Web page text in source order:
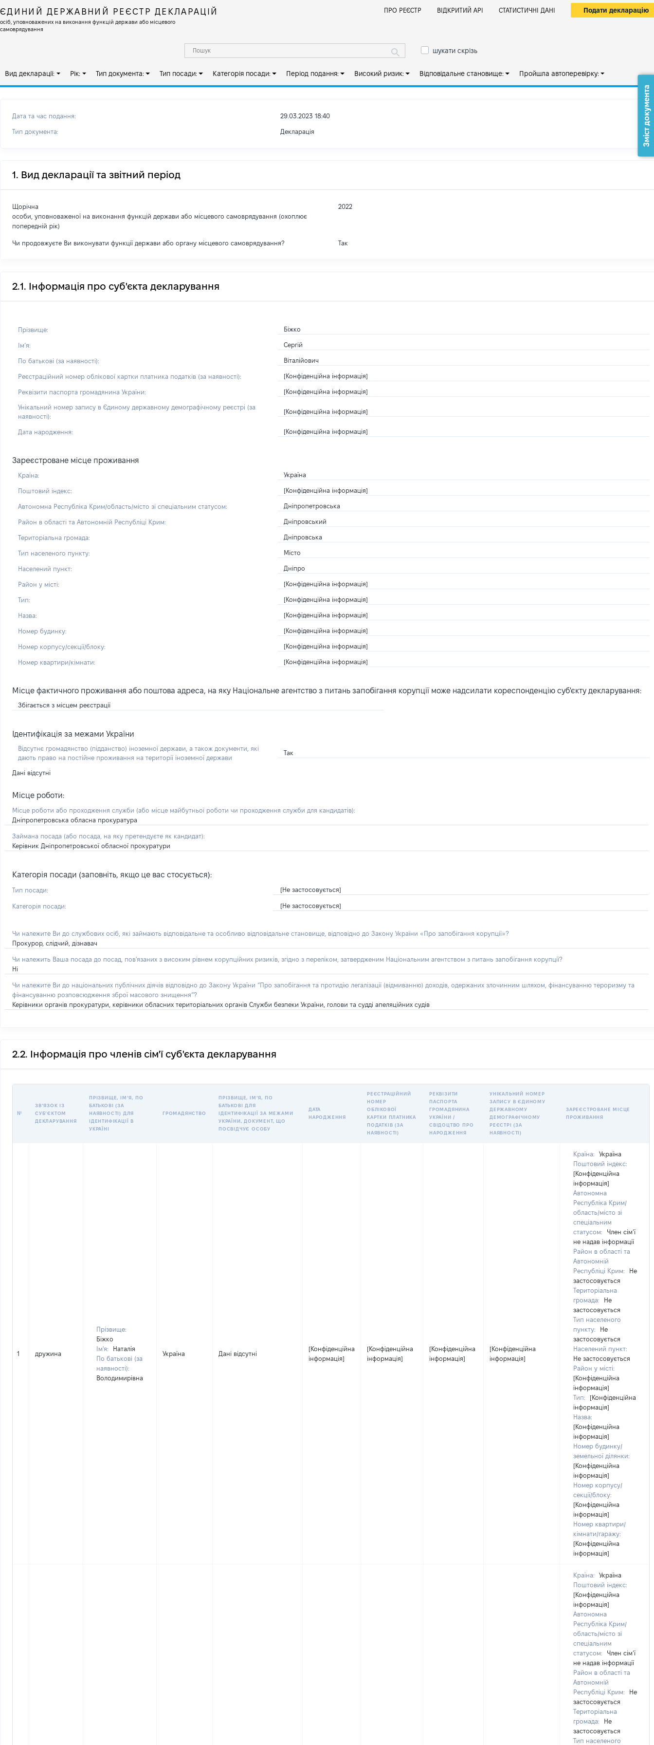
ЄДИНИЙ ДЕРЖАВНИЙ РЕЄСТР ДЕКЛАРАЦІЙ
осіб, уповноважених на виконання функцій держави або місцевого
самоврядування
ПРО РЕЄСТР ВІДКРИТИЙ АРІ СТАТИСТИЧНІ ДАНІ Подати декларацію
шукати скрізь
Вид декларації: Рік: Тип документа: Тип посади: Категорія посади: Період подання: Високий ризик: Відповідальне становище: Пройшла автоперевірку:
Дата та час подання: 29.03.2023 18:40
Тип документа: Декларація
1. Вид декларації та звітний період
Щорічна
особи, уповноваженої на виконання функцій держави або місцевого самоврядування (охоплює
попередній рік)
2022
Чи продовжуєте Ви виконувати функції держави або органу місцевого самоврядування? Так
2.1. Інформація про суб'єкта декларування
Прізвище: Біжко
Імʼя: Сергій
По батькові (за наявності): Віталійович
Реєстраційний номер облікової картки платника податків (за наявності): [Конфіденційна інформація]
Реквізити паспорта громадянина України: [Конфіденційна інформація]
Унікальний номер запису в Єдиному державному демографічному реєстрі (за
наявності):
[Конфіденційна інформація]
Дата народження: [Конфіденційна інформація]
Зареєстроване місце проживання
Країна: Україна
Поштовий індекс: [Конфіденційна інформація]
Автономна Республіка Крим/область/місто зі спеціальним статусом: Дніпропетровська
Район в області та Автономній Республіці Крим: Дніпровський
Територіальна громада: Дніпровська
Тип населеного пункту: Місто
Населений пункт: Дніпро
Район у місті: [Конфіденційна інформація]
Тип: [Конфіденційна інформація]
Назва: [Конфіденційна інформація]
Номер будинку: [Конфіденційна інформація]
Номер корпусу/секції/блоку: [Конфіденційна інформація]
Номер квартири/кімнати: [Конфіденційна інформація]
Місце фактичного проживання або поштова адреса, на яку Національне агентство з питань запобігання корупції може надсилати кореспонденцію суб'єкту декларування:
Збігається з місцем реєстрації
Ідентифікація за межами України
Відсутнє громадянство (підданство) іноземної держави, а також документи, які
дають право на постійне проживання на території іноземної держави
Так
Дані відсутні
Місце роботи:
Місце роботи або проходження служби (або місце майбутньої роботи чи проходження служби для кандидатів):
Дніпропетровська обласна прокуратура
Займана посада (або посада, на яку претендуєте як кандидат):
Керівник Дніпропетровської обласної прокуратури
Категорія посади (заповніть, якщо це вас стосується):
Тип посади: [Не застосовується]
Категорія посади: [Не застосовується]
Чи належите Ви до службових осіб, які займають відповідальне та особливо відповідальне становище, відповідно до Закону України «Про запобігання корупції»?
Прокурор, слідчий, дізнавач
Чи належить Ваша посада до посад, пов'язаних з високим рівнем корупційних ризиків, згідно з переліком, затвердженим Національним агентством з питань запобігання корупції?
Ні
Чи належите Ви до національних публічних діячів відповідно до Закону України “Про запобігання та протидію легалізації (відмиванню) доходів, одержаних злочинним шляхом, фінансуванню тероризму та
фінансуванню розповсюдження зброї масового знищення”?
Керівники органів прокуратури, керівники обласних територіальних органів Служби безпеки України, голови та судді апеляційних судів
2.2. Інформація про членів сім'ї суб'єкта декларування
№
ЗВʼЯЗОК ІЗ
СУБʼЄКТОМ
ДЕКЛАРУВАННЯ
ПРІЗВИЩЕ, ІМʼЯ, ПО
БАТЬКОВІ (ЗА
НАЯВНОСТІ) ДЛЯ
ІДЕНТИФІКАЦІЇ В
УКРАЇНІ
ГРОМАДЯНСТВО
ПРІЗВИЩЕ, ІМʼЯ, ПО
БАТЬКОВІ ДЛЯ
ІДЕНТИФІКАЦІЇ ЗА МЕЖАМИ
УКРАЇНИ, ДОКУМЕНТ, ЩО
ПОСВІДЧУЄ ОСОБУ
ДАТА
НАРОДЖЕННЯ
РЕЄСТРАЦІЙНИЙ
НОМЕР
ОБЛІКОВОЇ
КАРТКИ ПЛАТНИКА
ПОДАТКІВ (ЗА
НАЯВНОСТІ)
РЕКВІЗИТИ
ПАСПОРТА
ГРОМАДЯНИНА
УКРАЇНИ /
СВІДОЦТВО ПРО
НАРОДЖЕННЯ
УНІКАЛЬНИЙ НОМЕР
ЗАПИСУ В ЄДИНОМУ
ДЕРЖАВНОМУ
ДЕМОГРАФІЧНОМУ
РЕЄСТРІ (ЗА
НАЯВНОСТІ)
ЗАРЕЄСТРОВАНЕ МІСЦЕ
ПРОЖИВАННЯ
1 дружина
Прізвище:
Біжко
Ім'я:
Наталія
По батькові (за
наявності):
Володимирівна
Україна Дані відсутні
[Конфіденційна
інформація]
[Конфіденційна
інформація]
[Конфіденційна
інформація]
[Конфіденційна
інформація]
Країна:
Україна
Поштовий індекс:
[Конфіденційна
інформація]
Автономна
Республіка Крим/
область/місто зі
спеціальним
статусом:
Член сімʼї
не надав інформації
Район в області та
Автономній
Республіці Крим:
Не
застосовується
Територіальна
громада:
Не
застосовується
Тип населеного
пункту:
Не
застосовується
Населений пункт:
Не застосовується
Район у місті:
[Конфіденційна
інформація]
Тип:
[Конфіденційна
інформація]
Назва:
[Конфіденційна
інформація]
Номер будинку/
земельної ділянки:
[Конфіденційна
інформація]
Номер корпусу/
секції/блоку:
[Конфіденційна
інформація]
Номер квартири/
кімнати/гаражу:
[Конфіденційна
інформація]
Країна:
Україна
Поштовий індекс:
[Конфіденційна
інформація]
Автономна
Республіка Крим/
область/місто зі
спеціальним
статусом:
Член сімʼї
не надав інформації
Район в області та
Автономній
Республіці Крим:
Не
застосовується
Територіальна
громада:
Не
застосовується
Тип населеного
Зміст документа